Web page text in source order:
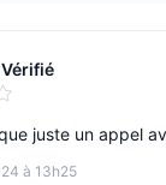
5
à 13h25
juste un appel